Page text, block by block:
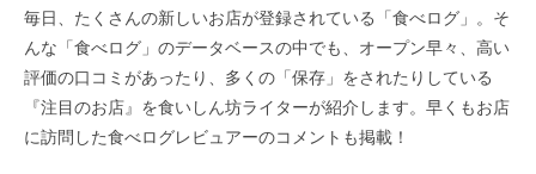
毎日、たくさんの新しいお店が登録されている「食べログ」。そ
んな「食べログ」のデータベースの中でも、オープン早々、高い
評価の口コミがあったり、多くの「保存」をされたりしている
『注目のお店』を食いしん坊ライターが紹介します。早くもお店
に訪問した食べログレビュアーのコメントも掲載！